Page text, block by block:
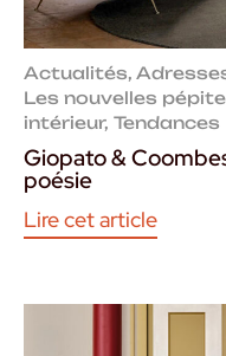
Actualités,
Les nouvelles
intérieur, Tendances
Giopato &
poésie
Lire cet article